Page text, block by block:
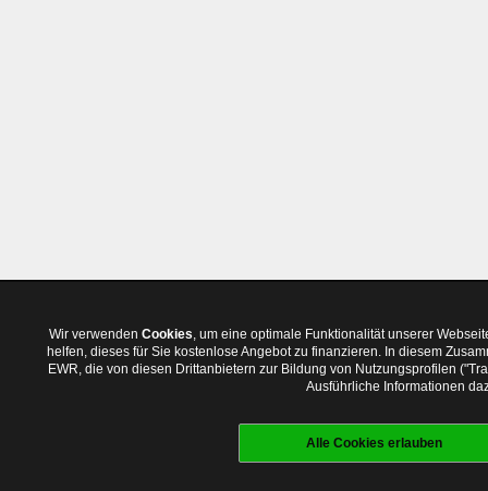
Wir verwenden Cookies, um eine optimale Funktionalität unserer
helfen, dieses für Sie kostenlose Angebot zu finanzieren. In diesem
EWR, die von diesen Drittanbietern zur Bildung von Nutzungsprofilen
Ausführliche Informationen
Alle Cookies erlauben